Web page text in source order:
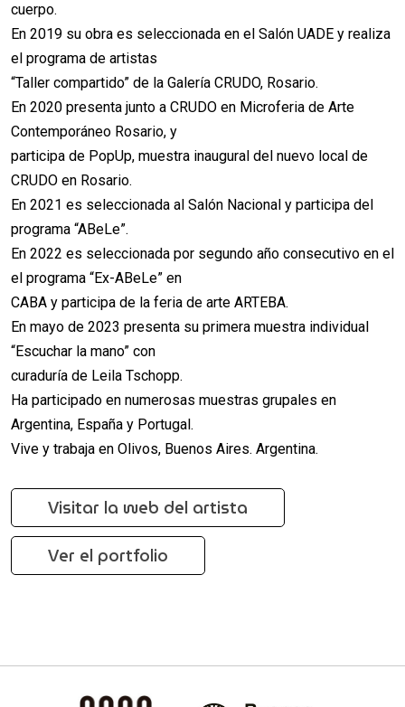
cuerpo.
En 2019 su obra es seleccionada en el Salón UADE y realiza
el programa de artistas
“Taller compartido” de la Galería CRUDO, Rosario.
En 2020 presenta junto a CRUDO en Microferia de Arte
Contemporáneo Rosario, y
participa de PopUp, muestra inaugural del nuevo local de
CRUDO en Rosario.
En 2021 es seleccionada al Salón Nacional y participa del
programa “ABeLe”.
En 2022 es seleccionada por segundo año consecutivo en el
el programa “Ex-ABeLe” en
CABA y participa de la feria de arte ARTEBA.
En mayo de 2023 presenta su primera muestra individual
“Escuchar la mano” con
curaduría de Leila Tschopp.
Ha participado en numerosas muestras grupales en
Argentina, España y Portugal.
Vive y trabaja en Olivos, Buenos Aires. Argentina.
Visitar la web del artista
Ver el portfolio